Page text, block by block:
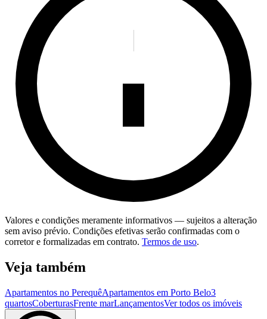
Valores e condições meramente informativos — sujeitos a alteração
sem aviso prévio. Condições efetivas serão confirmadas com o
corretor e formalizadas em contrato. Termos de uso.
Veja também
Apartamentos no PerequêApartamentos em Porto Belo3
quartosCoberturasFrente marLançamentosVer todos os imóveis